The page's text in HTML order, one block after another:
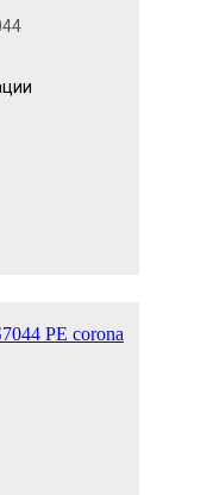
PE corona